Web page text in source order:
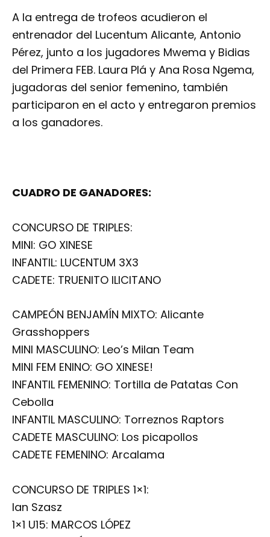
A la entrega de trofeos acudieron el
entrenador del Lucentum Alicante, Antonio
Pérez, junto a los jugadores Mwema y Bidias
del Primera FEB. Laura Plá y Ana Rosa Ngema,
jugadoras del senior femenino, también
participaron en el acto y entregaron premios
a los ganadores.
CUADRO DE GANADORES:
CONCURSO DE TRIPLES:
MINI: GO XINESE
INFANTIL: LUCENTUM 3X3
CADETE: TRUENITO ILICITANO
CAMPEÓN BENJAMÍN MIXTO: Alicante
Grasshoppers
MINI MASCULINO: Leo’s Milan Team
MINI FEM ENINO: GO XINESE!
INFANTIL FEMENINO: Tortilla de Patatas Con
Cebolla
INFANTIL MASCULINO: Torreznos Raptors
CADETE MASCULINO: Los picapollos
CADETE FEMENINO: Arcalama
CONCURSO DE TRIPLES 1×1:
Ian Szasz
1×1 U15: MARCOS LÓPEZ